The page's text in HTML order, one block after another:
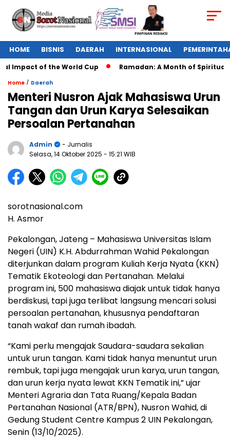
HOME BISNIS DAERAH INTERNASIONAL
Impact of the World Cup Ramadan: A Month of Spiritual
Home / Daerah
Menteri Nusron Ajak Mahasiswa Urun
Tangan dan Urun Karya Selesaikan
Persoalan Pertanahan
Admin
- Jurnalis
Selasa, 14 Oktober 2025 - 15:21 WIB
sorotnasional.com
H. Asmor
Pekalongan, Jateng – Mahasiswa Universitas Islam
Negeri (UIN) K.H. Abdurrahman Wahid Pekalongan
diterjunkan dalam program Kuliah Kerja Nyata (KKN)
Tematik Ekoteologi dan Pertanahan. Melalui
program ini, 500 mahasiswa diajak untuk tidak hanya
berdiskusi, tapi juga terlibat langsung mencari solusi
persoalan pertanahan, khususnya pendaftaran
tanah wakaf dan rumah ibadah.
“Kami perlu mengajak Saudara-saudara sekalian
untuk urun tangan. Kami tidak hanya menuntut urun
rembuk, tapi juga mengajak urun karya, urun tangan,
dan urun kerja nyata lewat KKN Tematik ini,” ujar
Menteri Agraria dan Tata Ruang/Kepala Badan
Pertanahan Nasional (ATR/BPN), Nusron Wahid, di
Gedung Student Centre Kampus 2 UIN Pekalongan,
Senin (13/10/2025).